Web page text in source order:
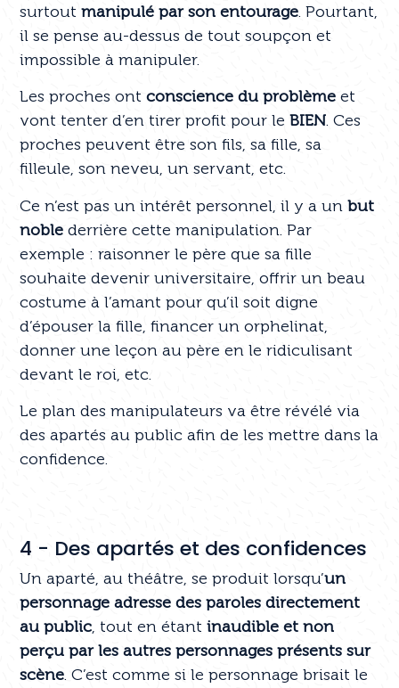
surtoutmanipulé par son entourage. Pourtant,
il se pense au-dessus de tout soupçon et
impossible à manipuler.
Les proches ontconscience du problème et
vont tenter d’en tirer profit pour leBIEN. Ces
proches peuvent être son fils, sa fille, sa
filleule, son neveu, un servant, etc.
Ce n’est pas un intérêt personnel, il y a unbut
noble derrière cette manipulation. Par
exemple : raisonner le père que sa fille
souhaite devenir universitaire, offrir un beau
costume à l’amant pour qu’il soit digne
d’épouser la fille, financer un orphelinat,
donner une leçon au père en le ridiculisant
devant le roi, etc.
Le plan des manipulateurs va être révélé via
des apartés au public afin de les mettre dans la
confidence.
4 - Des apartés et des confidences
Un aparté, au théâtre, se produit lorsqu’un
personnage adresse des paroles directement
au public, tout en étantinaudible et non
perçu par les autres personnages présents sur
scène. C’est comme si le personnage brisait le